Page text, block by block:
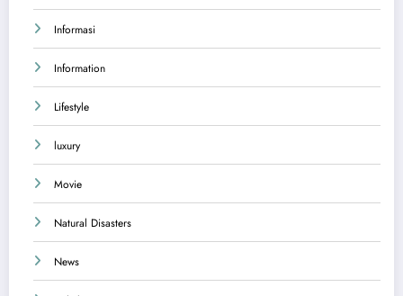
Informasi
Information
Lifestyle
luxury
Movie
Natural Disasters
News